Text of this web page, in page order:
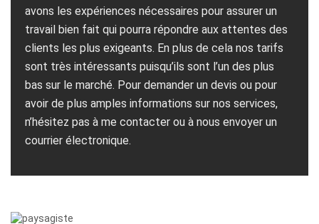
avons les expériences nécessaires pour assurer un
travail bien fait qui pourra répondre aux attentes des
clients les plus exigeants. En plus de cela nos tarifs
sont très intéressants puisqu’ils sont l’un des plus
bas sur le marché. Pour demander un devis ou pour
avoir de plus amples informations sur nos services,
n’hésitez pas à me contacter ou à nous envoyer un
courrier électronique.